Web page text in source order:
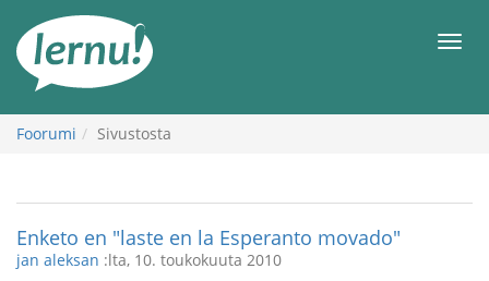
sisältöön
Foorumi Sivustosta
Enketo en "laste en la Esperanto movado"
jan aleksan :lta, 10. toukokuuta 2010